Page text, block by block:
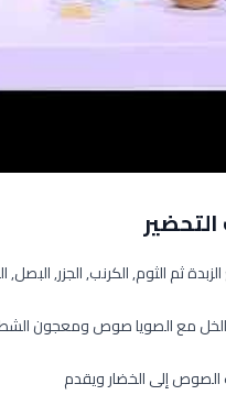
ثم الثوم, الكرنب, الجزر,
مع الصويا صوص ومعجون
إلى الخضار ويقدم